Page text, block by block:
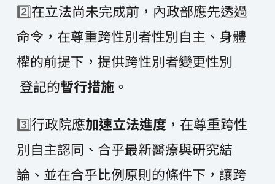
2️⃣在立法尚未完成前，內政部應先透過
命令，在尊重跨性別者性別自主、身體
權的前提下，提供跨性別者變更性別
登記的暫行措施。
3️⃣行政院應加速立法進度 ，在尊重跨性
別自主認同、合乎最新醫療與研究結
論、並在合乎比例原則的條件下，讓跨